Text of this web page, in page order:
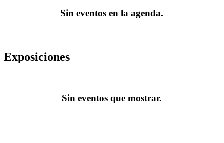
Sin eventos en la agenda.
Exposiciones
Sin eventos que mostrar.